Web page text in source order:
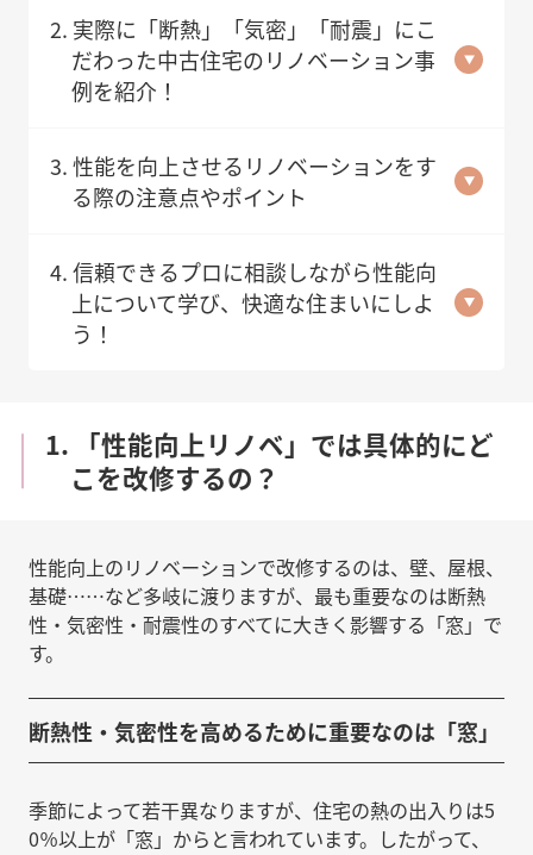
2. 実際に「断熱」「気密」「耐震」にこ
だわった中古住宅のリノベーション事
例を紹介！
3. 性能を向上させるリノベーションをす
る際の注意点やポイント
4. 信頼できるプロに相談しながら性能向
上について学び、快適な住まいにしよ
う！
1. 「性能向上リノベ」では具体的にど
こを改修するの？
性能向上のリノベーションで改修するのは、壁、屋根、
基礎……など多岐に渡りますが、最も重要なのは断熱
性・気密性・耐震性のすべてに大きく影響する「窓」で
す。
断熱性・気密性を高めるために重要なのは「窓」
季節によって若干異なりますが、住宅の熱の出入りは5
0％以上が「窓」からと言われています。したがって、